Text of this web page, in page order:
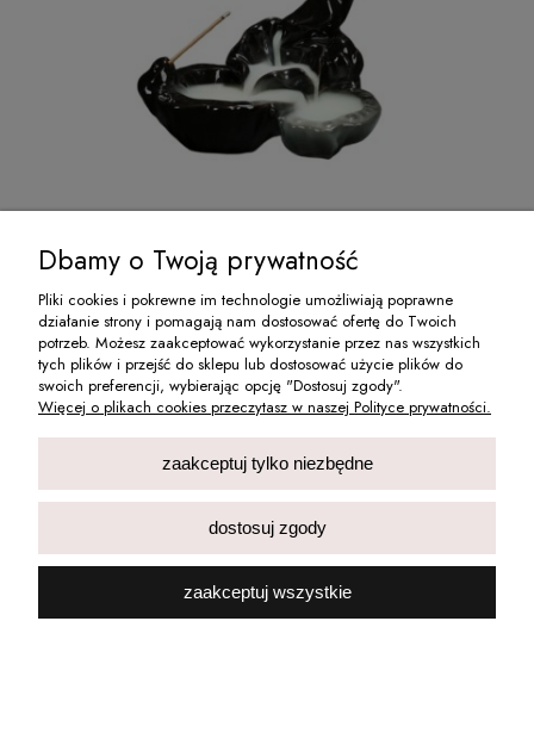
Knoty
36,00 zł
Cena netto:29,27 zł
powiadom o dostępności
Dbamy o Twoją prywatność
Pliki cookies i pokrewne im technologie umożliwiają poprawne
działanie strony i pomagają nam dostosować ofertę do Twoich
potrzeb. Możesz zaakceptować wykorzystanie przez nas wszystkich
tych plików i przejść do sklepu lub dostosować użycie plików do
swoich preferencji, wybierając opcję "Dostosuj zgody".
Więcej o plikach cookies przeczytasz w naszej Polityce prywatności.
zaakceptuj tylko niezbędne
dostosuj zgody
zaakceptuj wszystkie